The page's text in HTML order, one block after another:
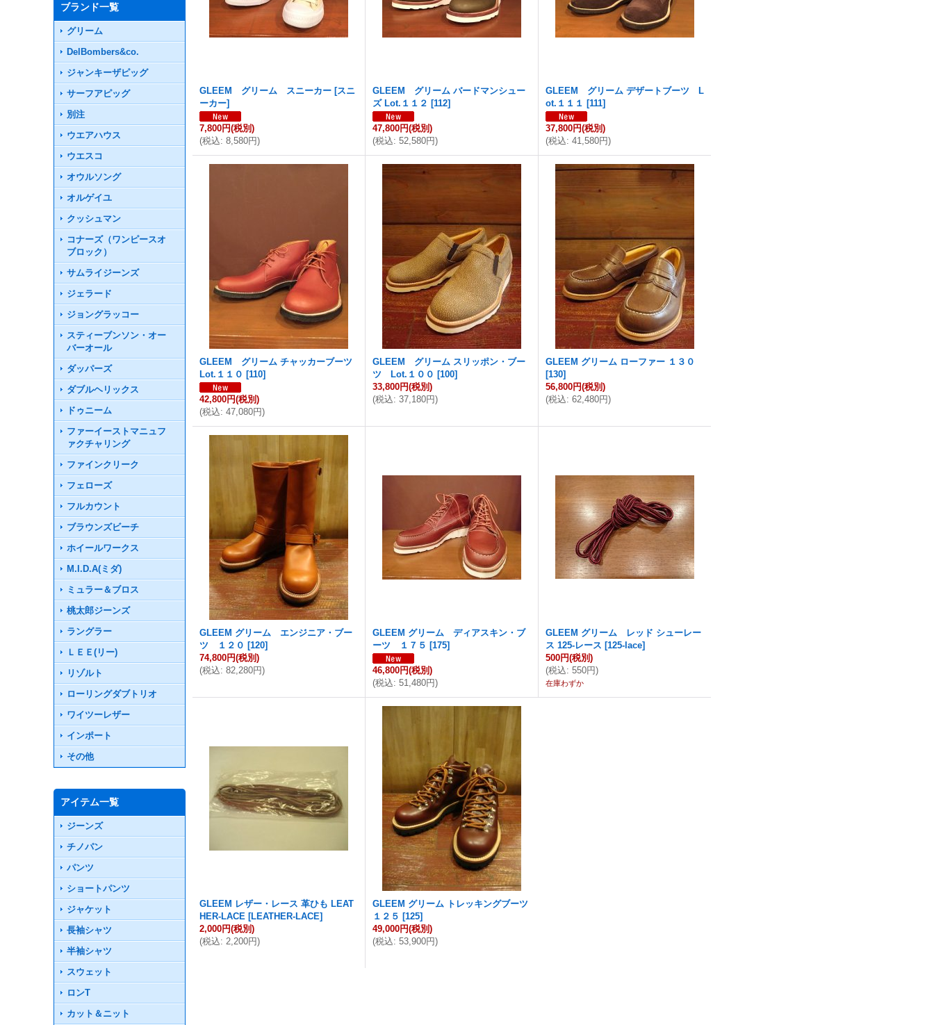
ブランド一覧
グリーム
DelBombers&co.
ジャンキーザピッグ
サーフアピッグ
別注
ウエアハウス
ウエスコ
オウルソング
オルゲイユ
クッシュマン
コナーズ（ワンピースオ
ブロック）
サムライジーンズ
ジェラード
ジョングラッコー
スティーブンソン・オー
バーオール
ダッパーズ
ダブルヘリックス
ドゥニーム
ファーイーストマニュフ
ァクチャリング
ファインクリーク
フェローズ
フルカウント
ブラウンズビーチ
ホイールワークス
M.I.D.A(ミダ)
ミュラー＆ブロス
桃太郎ジーンズ
ラングラー
ＬＥＥ(リー)
リゾルト
ローリングダブトリオ
ワイツーレザー
インポート
その他
アイテム一覧
ジーンズ
チノパン
パンツ
ショートパンツ
ジャケット
長袖シャツ
半袖シャツ
スウェット
ロンT
カット＆ニット
GLEEM グリーム スニーカー [スニ
ーカー]
7,800円(税別)
(税込: 8,580円)
GLEEM グリーム バードマンシュー
ズ Lot.１１２ [112]
47,800円(税別)
(税込: 52,580円)
GLEEM グリーム デザートブーツ L
ot.１１１ [111]
37,800円(税別)
(税込: 41,580円)
GLEEM グリーム チャッカーブーツ
Lot.１１０ [110]
42,800円(税別)
(税込: 47,080円)
GLEEM グリーム スリッポン・ブー
ツ Lot.１００ [100]
33,800円(税別)
(税込: 37,180円)
GLEEM グリーム ローファー １３０
[130]
56,800円(税別)
(税込: 62,480円)
GLEEM グリーム エンジニア・ブー
ツ １２０ [120]
74,800円(税別)
(税込: 82,280円)
GLEEM グリーム ディアスキン・ブ
ーツ １７５ [175]
46,800円(税別)
(税込: 51,480円)
GLEEM グリーム レッド シューレー
ス 125-レース [125-lace]
500円(税別)
(税込: 550円)
在庫わずか
GLEEM レザー・レース 革ひも LEAT
HER-LACE [LEATHER-LACE]
2,000円(税別)
(税込: 2,200円)
GLEEM グリーム トレッキングブーツ
１２５ [125]
49,000円(税別)
(税込: 53,900円)